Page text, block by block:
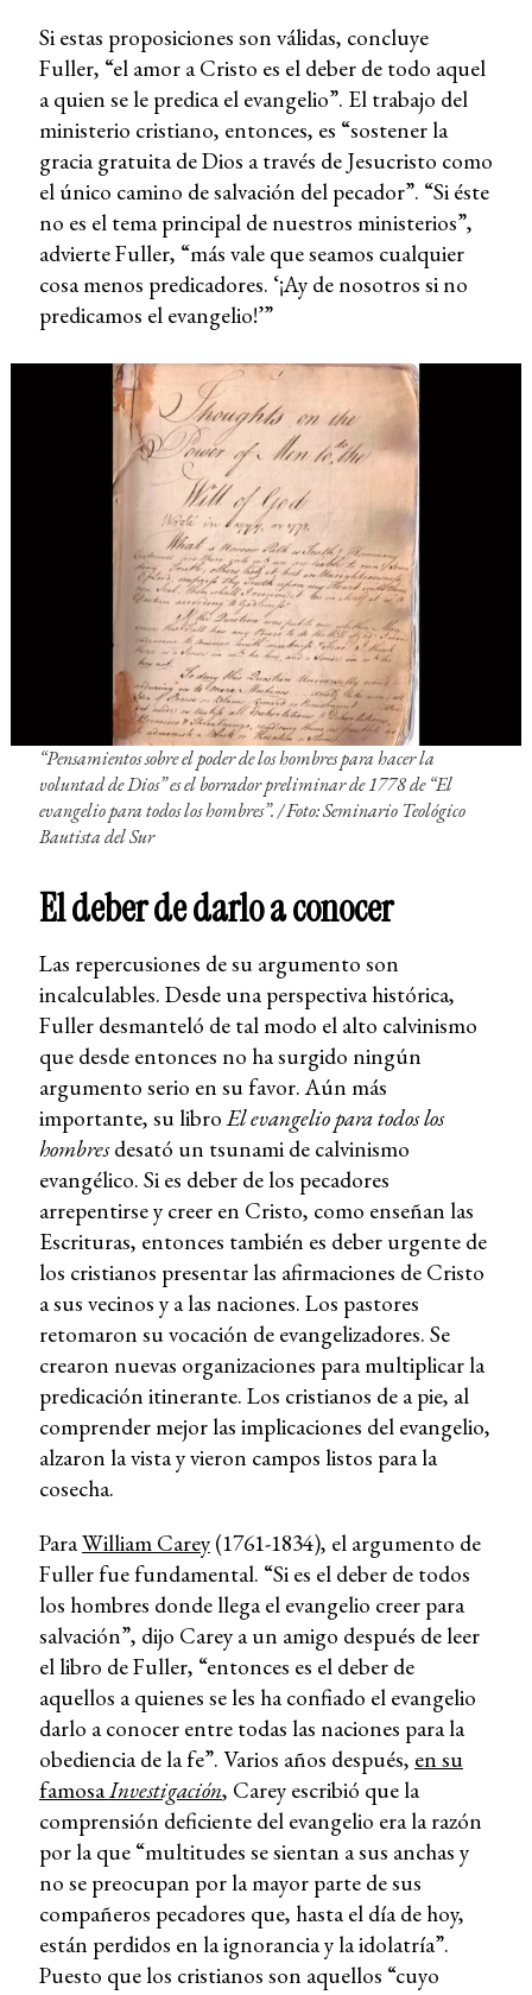
Si estas proposiciones son válidas, concluye
Fuller, “el amor a Cristo es el deber de todo aquel
a quien se le predica el evangelio”. El trabajo del
ministerio cristiano, entonces, es “sostener la
gracia gratuita de Dios a través de Jesucristo como
el único camino de salvación del pecador”. “Si éste
no es el tema principal de nuestros ministerios”,
advierte Fuller, “más vale que seamos cualquier
cosa menos predicadores. ‘¡Ay de nosotros si no
predicamos el evangelio!’”
“Pensamientos sobre el poder de los hombres para hacer la
voluntad de Dios” es el borrador preliminar de 1778 de “El
evangelio para todos los hombres”. /Foto: Seminario Teológico
Bautista del Sur
El deber de darlo a conocer
Las repercusiones de su argumento son
incalculables. Desde una perspectiva histórica,
Fuller desmanteló de tal modo el alto calvinismo
que desde entonces no ha surgido ningún
argumento serio en su favor. Aún más
importante, su libroEl evangelio para todos los
hombresdesató un tsunami de calvinismo
evangélico. Si es deber de los pecadores
arrepentirse y creer en Cristo, como enseñan las
Escrituras, entonces también es deber urgente de
los cristianos presentar las afirmaciones de Cristo
a sus vecinos y a las naciones. Los pastores
retomaron su vocación de evangelizadores. Se
crearon nuevas organizaciones para multiplicar la
predicación itinerante. Los cristianos de a pie, al
comprender mejor las implicaciones del evangelio,
alzaron la vista y vieron campos listos para la
cosecha.
ParaWilliam Carey(1761-1834), el argumento de
Fuller fue fundamental. “Si es el deber de todos
los hombres donde llega el evangelio creer para
salvación”, dijo Carey a un amigo después de leer
el libro de Fuller, “entonces es el deber de
aquellos a quienes se les ha confiado el evangelio
darlo a conocer entre todas las naciones para la
obediencia de la fe”. Varios años después, en su
famosaInvestigación, Carey escribió que la
comprensión deficiente del evangelio era la razón
por la que “multitudes se sientan a sus anchas y
no se preocupan por la mayor parte de sus
compañeros pecadores que, hasta el día de hoy,
están perdidos en la ignorancia y la idolatría”.
Puesto que los cristianos son aquellos “cuyo